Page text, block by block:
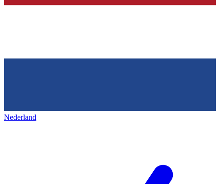
Nederland